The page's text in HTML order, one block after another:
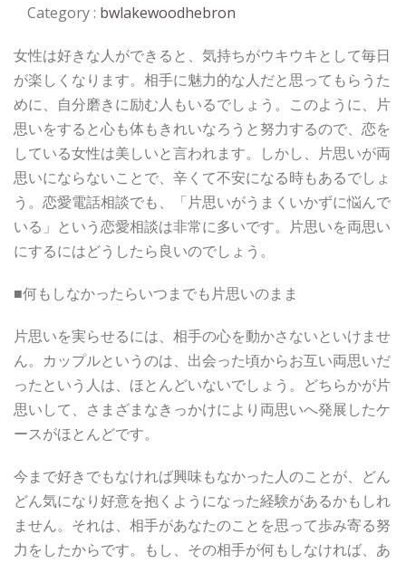
Category : bwlakewoodhebron
女性は好きな人ができると、気持ちがウキウキとして毎日
が楽しくなります。相手に魅力的な人だと思ってもらうた
めに、自分磨きに励む人もいるでしょう。このように、片
思いをすると心も体もきれいなろうと努力するので、恋を
している女性は美しいと言われます。しかし、片思いが両
思いにならないことで、辛くて不安になる時もあるでしょ
う。恋愛電話相談でも、「片思いがうまくいかずに悩んで
いる」という恋愛相談は非常に多いです。片思いを両思い
にするにはどうしたら良いのでしょう。
■何もしなかったらいつまでも片思いのまま
片思いを実らせるには、相手の心を動かさないといけませ
ん。カップルというのは、出会った頃からお互い両思いだ
ったという人は、ほとんどいないでしょう。どちらかが片
思いして、さまざまなきっかけにより両思いへ発展したケ
ースがほとんどです。
今まで好きでもなければ興味もなかった人のことが、どん
どん気になり好意を抱くようになった経験があるかもしれ
ません。それは、相手があなたのことを思って歩み寄る努
力をしたからです。もし、その相手が何もしなければ、あ